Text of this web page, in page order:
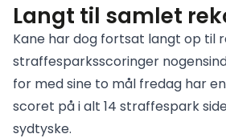
Langt til samlet
Kane har dog fortsat langt op til
straffesparksscoringer
for med sine to mål fredag har
scoret på i alt 14 straffespark
sydtyske.